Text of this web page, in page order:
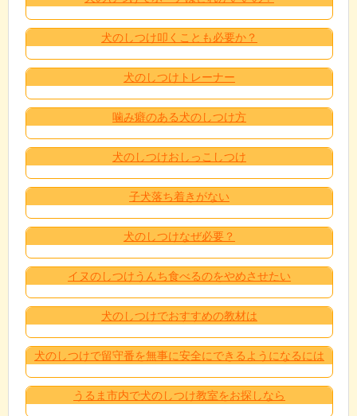
犬のしつけ叩くことも必要か？
犬のしつけトレーナー
噛み癖のある犬のしつけ方
犬のしつけおしっこしつけ
子犬落ち着きがない
犬のしつけなぜ必要？
イヌのしつけうんち食べるのをやめさせたい
犬のしつけでおすすめの教材は
犬のしつけで留守番を無事に安全にできるようになるには
うるま市内で犬のしつけ教室をお探しなら